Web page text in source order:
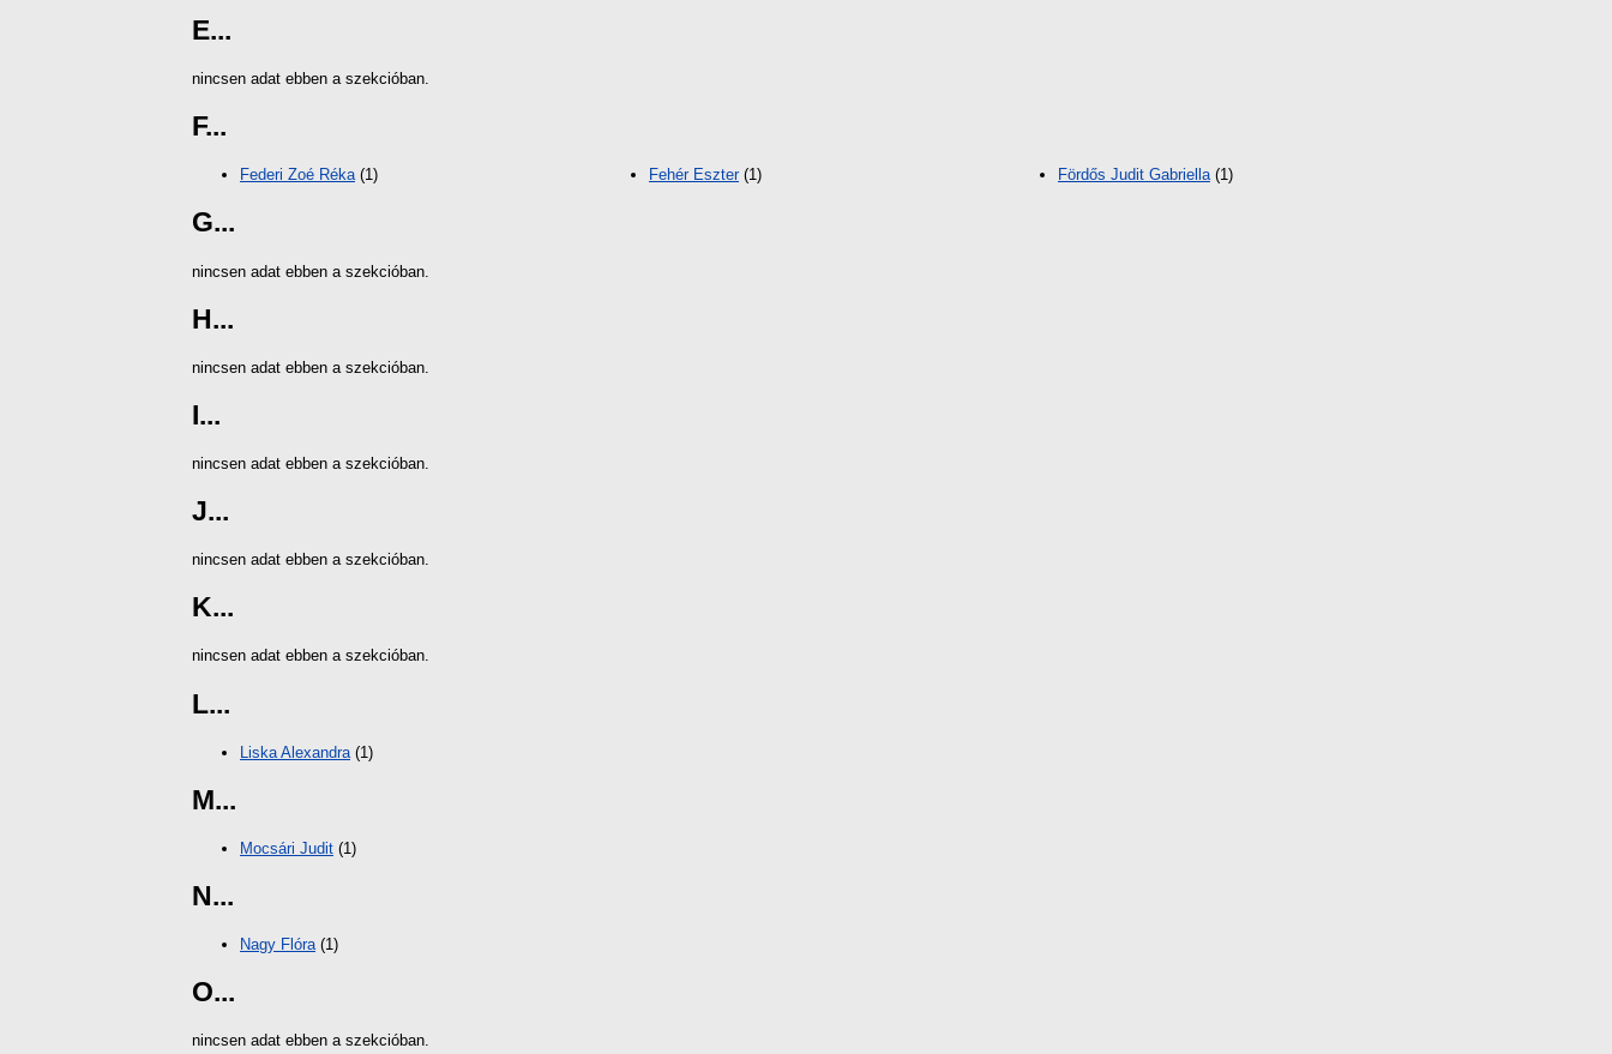
E...
nincsen adat ebben a szekcióban.
F...
Federi Zoé Réka(1) Fehér Eszter(1) Fördős Judit Gabriella(1)
G...
nincsen adat ebben a szekcióban.
H...
nincsen adat ebben a szekcióban.
I...
nincsen adat ebben a szekcióban.
J...
nincsen adat ebben a szekcióban.
K...
nincsen adat ebben a szekcióban.
L...
Liska Alexandra (1)
M...
Mocsári Judit (1)
N...
Nagy Flóra(1)
O...
nincsen adat ebben a szekcióban.